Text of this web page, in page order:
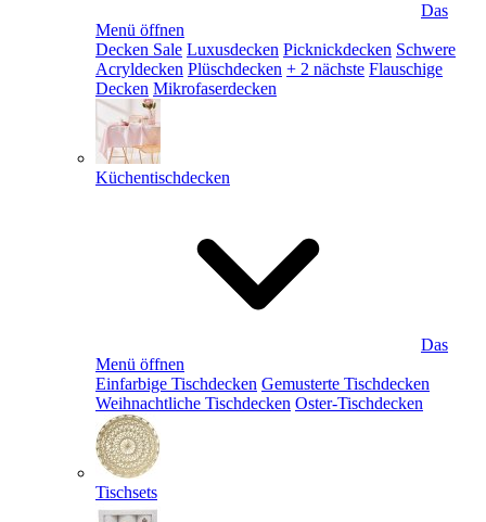
Das
Menü öffnen
Decken Sale Luxusdecken Picknickdecken Schwere
Acryldecken Plüschdecken + 2 nächste Flauschige
Decken Mikrofaserdecken
Küchentischdecken
Das
Menü öffnen
Einfarbige Tischdecken Gemusterte Tischdecken
Weihnachtliche Tischdecken Oster-Tischdecken
Tischsets